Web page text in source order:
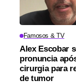
Famosos & TV
Alex Escobar
pronuncia
cirurgia para
de tumor